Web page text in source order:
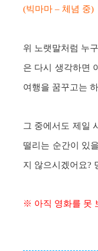
(빅마마 – 체념 중)
위 노랫말처럼 누
은 다시 생각하면
여행을 꿈꾸고는
그 중에서도 제일
떨리는 순간이 있
지 않으시겠어요?
※ 아직 영화를 못